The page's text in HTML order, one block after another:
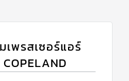
เพรสเซอร์แอร์